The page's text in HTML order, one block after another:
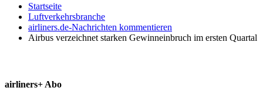
Startseite
Luftverkehrsbranche
airliners.de-Nachrichten kommentieren
Airbus verzeichnet starken Gewinneinbruch im ersten Quartal
airliners+ Abo